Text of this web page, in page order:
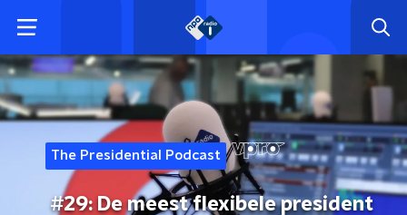
The Presidential Podcast
#29: De meest flexibele president